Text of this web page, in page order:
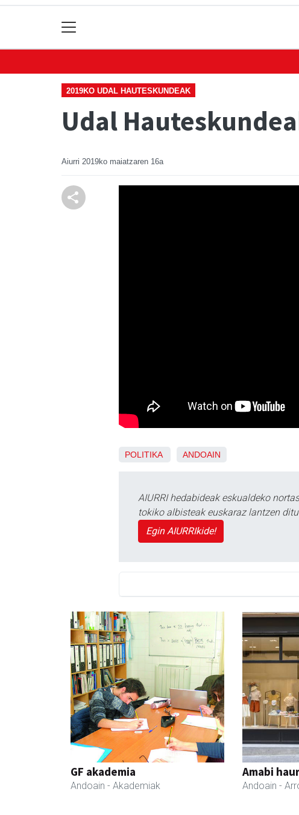
2019KO UDAL HAUTESKUNDEAK
Udal
Aiurri 2019ko maiatzaren 16a
POLITIKA ANDOAIN
AIURRI hedabideak eskualdeko
tokiko albisteak euskaraz lantzen
Egin AIURRIkide!
GF akademia
Andoain - Akademiak
Amabi
Andoain -